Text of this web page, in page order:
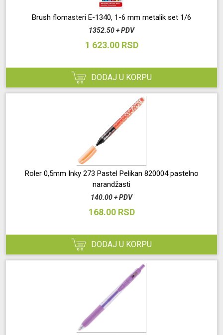
Brush flomasteri E-1340, 1-6 mm metalik set 1/6
1352.50 + PDV
1 623.00 RSD
DODAJ U KORPU
Roler 0,5mm Inky 273 Pastel Pelikan 820004 pastelno
narandžasti
140.00 + PDV
168.00 RSD
DODAJ U KORPU